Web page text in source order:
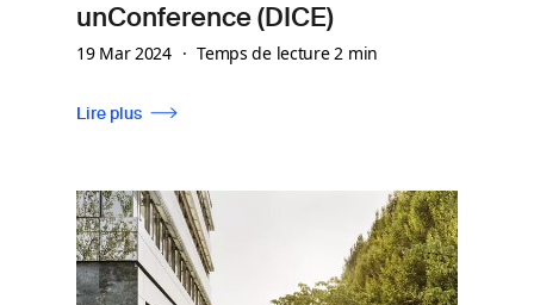
unConference (DICE)
19 Mar 2024 Temps de lecture 2 min
Lire plus
Image